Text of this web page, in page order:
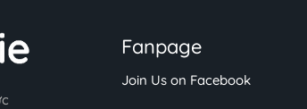
Fanpage
Join Us on Facebook